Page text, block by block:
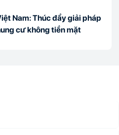
Nam: Thúc đẩy giải pháp
cư không tiền mặt